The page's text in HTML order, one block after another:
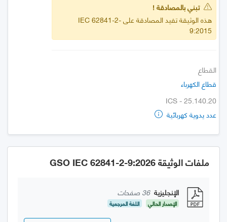
تبني بالمصادقة !
هذه الوثيقة تفيد المصادقة على IEC 62841-2-
9:2015
القطاع
قطاع الكهرباء
ICS - 25.140.20
عدد يدوية كهربائية
ملفات الوثيقة GSO IEC 62841-2-9:2026
الإنجليزية 36 صفحات
الإصدار الحالي اللغة المرجعية